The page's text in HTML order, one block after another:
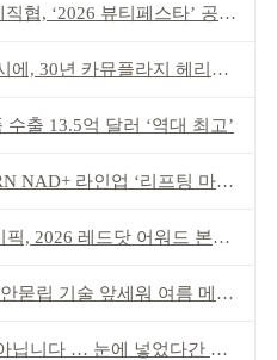
, ‘2026 뷰티페스타’ 공동 주최
, 30년 카뮤플라지 헤리티지 담아
수출 13.5억 달러 ‘역대 최고’
라인업 ‘리프팅 마스크’ 출시
2026 레드닷 어워드 본상 2개 수상
기술 앞세워 여름 메이크업 시장 공략
니다 … 눈에 넣었다간 각막 손상